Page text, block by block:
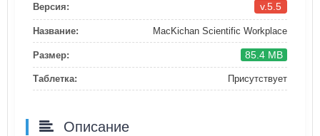
Версия: v.5.5
Название: MacKichan Scientific Workplace
Размер: 85.4 MB
Таблетка: Присутствует
Описание